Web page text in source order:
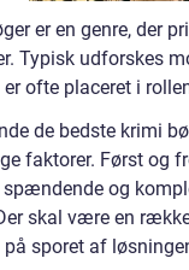
er en genre, der
Typisk udforskes
ofte placeret i
de bedste krimi
faktorer. Først og
spændende og
skal være en
sporet af